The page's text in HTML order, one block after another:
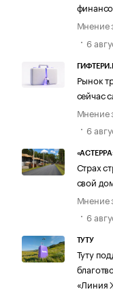
Мнение
6
Рынок
сейчас
Мнение
6
Страх
свой
Мнение
6
ТУТУ
Туту
«Линия